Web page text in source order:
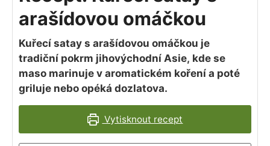
arašídovou omáčkou
Kuřecí satay s arašídovou omáčkou je
tradiční pokrm jihovýchodní Asie, kde se
maso marinuje v aromatickém koření a poté
griluje nebo opéká dozlatova.
Vytisknout recept